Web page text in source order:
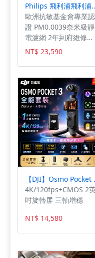
Philips 飛利浦飛利浦除甲醛
歐洲抗敏基金會專業認
證 PM0.0039奈米級靜
電濾網 2年到府維修保
固
NT$ 23,590
【
4K/120fps+CMOS 2
吋旋轉屏 三軸增穩
NT$ 14,580